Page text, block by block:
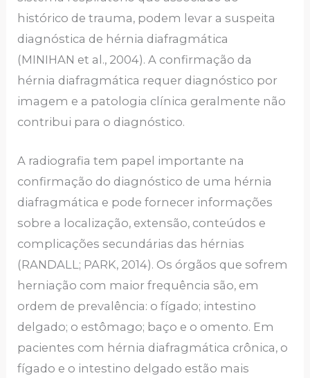
histórico de trauma, podem levar a suspeita
diagnóstica de hérnia diafragmática
(MINIHAN et al., 2004). A confirmação da
hérnia diafragmática requer diagnóstico por
imagem e a patologia clínica geralmente não
contribui para o diagnóstico.
A radiografia tem papel importante na
confirmação do diagnóstico de uma hérnia
diafragmática e pode fornecer informações
sobre a localização, extensão, conteúdos e
complicações secundárias das hérnias
(RANDALL; PARK, 2014). Os órgãos que sofrem
herniação com maior frequência são, em
ordem de prevalência: o fígado; intestino
delgado; o estômago; baço e o omento. Em
pacientes com hérnia diafragmática crônica, o
fígado e o intestino delgado estão mais